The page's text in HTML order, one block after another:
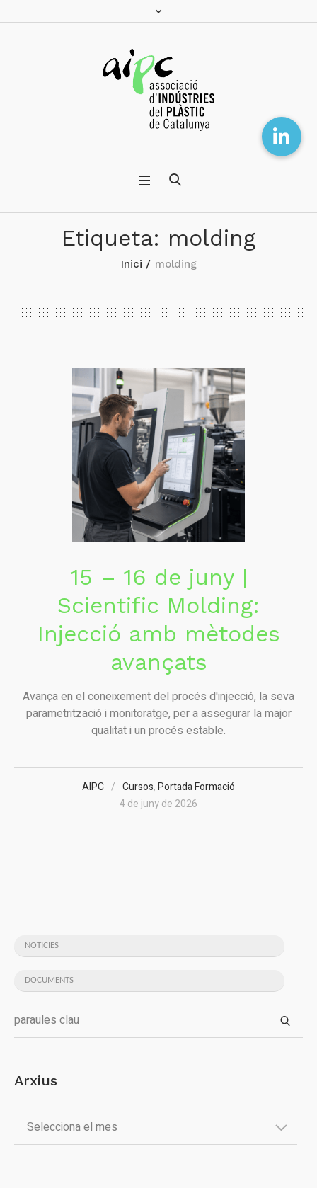
Etiqueta: molding
Inici / molding
15 – 16 de juny |
Scientific Molding:
Injecció amb mètodes
avançats
Avança en el coneixement del procés d'injecció, la seva
parametrització i monitoratge, per a assegurar la major
qualitat i un procés estable.
AIPC Cursos,Portada Formació
4 de juny de 2026
NOTICIES
DOCUMENTS
Arxius